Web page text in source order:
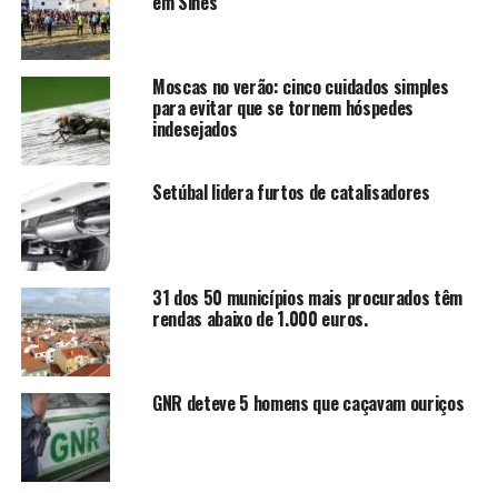
Moscas no verão: cinco cuidados simples
para evitar que se tornem hóspedes
indesejados
Setúbal lidera furtos de catalisadores
31 dos 50 municípios mais procurados têm
rendas abaixo de 1.000 euros.
GNR deteve 5 homens que caçavam ouriços